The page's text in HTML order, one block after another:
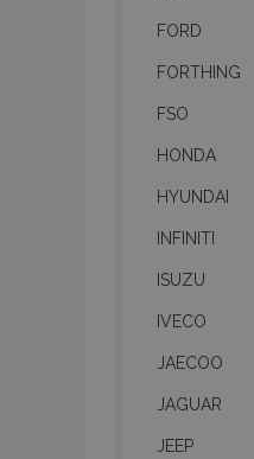
FORD
FORTHING
FSO
HONDA
HYUNDAI
INFINITI
ISUZU
IVECO
JAECOO
JAGUAR
JEEP